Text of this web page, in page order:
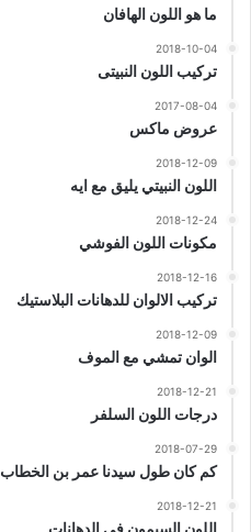
ما هو اللون الهافان
2018-10-04
تركيب اللون النبيتى
2017-08-04
عروض ماكس
2018-12-09
اللون النبيتي يليق مع ايه
2018-12-24
مكونات اللون الفوشي
2018-12-16
تركيب الالوان للدهانات البلاستيك
2018-12-09
الوان تمشي مع الموف
2018-12-21
درجات اللون السلفر
2018-07-29
كم كان طول سيدنا عمر بن الخطاب
2018-12-21
اللون السيمون فى الدهانات